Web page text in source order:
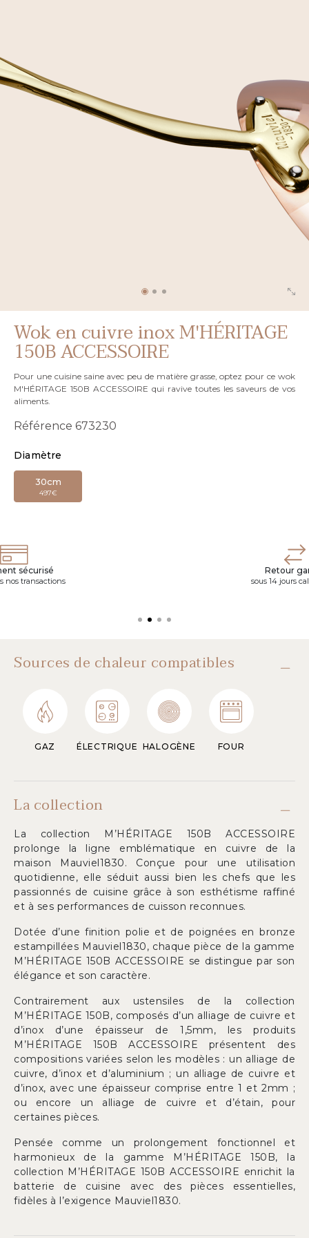
Wok en cuivre inox M'HÉRITAGE
150B ACCESSOIRE
Pour une cuisine saine avec peu de matière grasse, optez pour ce wok
M'HÉRITAGE 150B ACCESSOIRE qui ravive toutes les saveurs de vos
aliments.
Référence 673230
Diamètre
30cm
497€
sécurisé
nos transactions
Retour
sous 14 jours
Sources de chaleur compatibles
GAZ ÉLECTRIQUE HALOGÈNE FOUR
La collection
La collection M’HÉRITAGE 150B ACCESSOIRE
prolonge la ligne emblématique en cuivre de la
maison Mauviel1830. Conçue pour une utilisation
quotidienne, elle séduit aussi bien les chefs que les
passionnés de cuisine grâce à son esthétisme raffiné
et à ses performances de cuisson reconnues.
Dotée d’une finition polie et de poignées en bronze
estampillées Mauviel1830, chaque pièce de la gamme
M’HÉRITAGE 150B ACCESSOIRE se distingue par son
élégance et son caractère.
Contrairement aux ustensiles de la collection
M’HÉRITAGE 150B, composés d’un alliage de cuivre et
d’inox d’une épaisseur de 1,5mm, les produits
M’HÉRITAGE 150B ACCESSOIRE présentent des
compositions variées selon les modèles : un alliage de
cuivre, d’inox et d’aluminium ; un alliage de cuivre et
d’inox, avec une épaisseur comprise entre 1 et 2mm ;
ou encore un alliage de cuivre et d’étain, pour
certaines pièces.
Pensée comme un prolongement fonctionnel et
harmonieux de la gamme M’HÉRITAGE 150B, la
collection M’HÉRITAGE 150B ACCESSOIRE enrichit la
batterie de cuisine avec des pièces essentielles,
fidèles à l’exigence Mauviel1830.